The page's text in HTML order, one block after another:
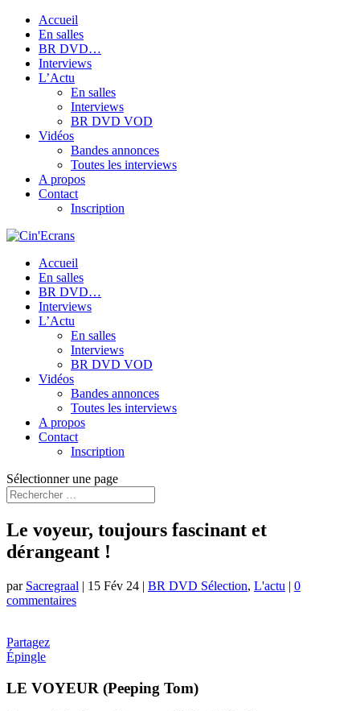
Accueil
En salles
BR DVD…
Interviews
L’Actu
En salles
Interviews
BR DVD VOD
Vidéos
Bandes annonces
Toutes les interviews
A propos
Contact
Inscription
Accueil
En salles
BR DVD…
Interviews
L’Actu
En salles
Interviews
BR DVD VOD
Vidéos
Bandes annonces
Toutes les interviews
A propos
Contact
Inscription
Sélectionner une page
Le voyeur, toujours fascinant et
dérangeant !
par Sacregraal | 15 Fév 24 | BR DVD Sélection, L'actu | 0
commentaires
Partagez
Épingle
LE VOYEUR (Peeping Tom)